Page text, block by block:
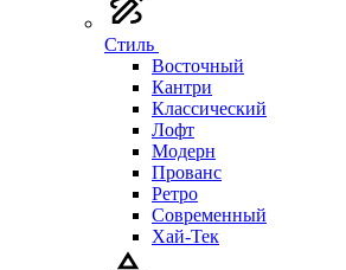
Стиль
Восточный
Кантри
Классический
Лофт
Модерн
Прованс
Ретро
Современный
Хай-Тек